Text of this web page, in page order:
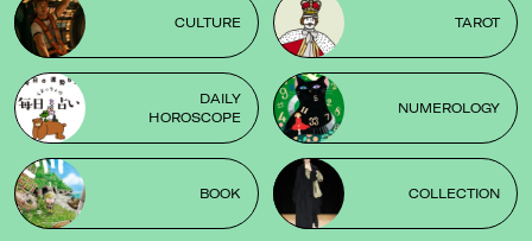
CULTURE TAROT
DAILY
HOROSCOPE
NUMEROLOGY
BOOK COLLECTION